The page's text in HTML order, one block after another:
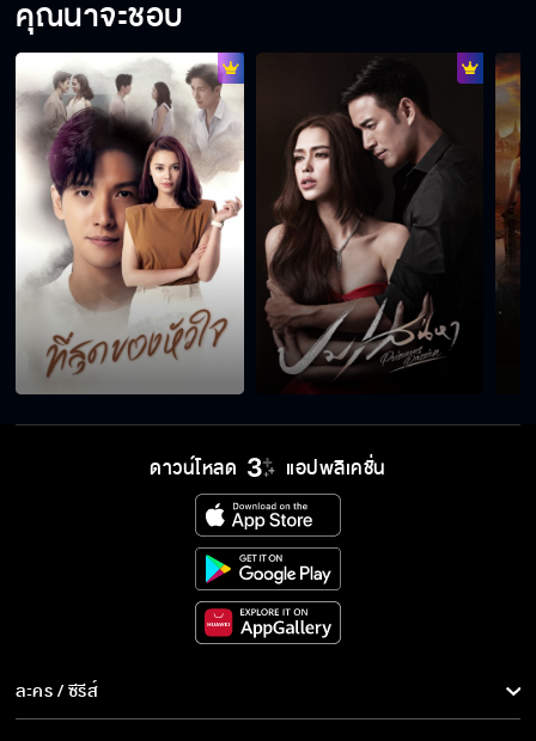
ลืม ๆ มันไปซะ
กำลังสอนดูยอดขาย
แบนขนาดนี้...เอาอะไรมาอาย
คุณไม่รักผมเหรอ
คุณน่าจะชอบ
ดาวน์โหลด แอปพลิเคชั่น
ละคร / ซีรีส์
ละคร/ซีรีส์